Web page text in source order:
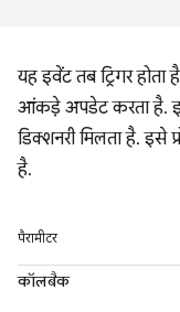
यह इवेंट तब ट्रिगर
आंकड़े अपडेट करता है.
डिक्शनरी मिलता है. इसे
है.
पैरामीटर
कॉलबैक